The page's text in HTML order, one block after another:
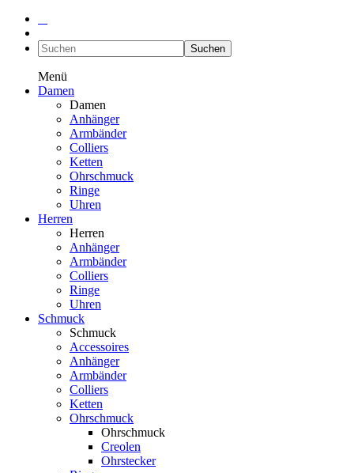
Suchen
Menü
Damen
Damen
Anhänger
Armbänder
Colliers
Ketten
Ohrschmuck
Ringe
Uhren
Herren
Herren
Anhänger
Armbänder
Colliers
Ringe
Uhren
Schmuck
Schmuck
Accessoires
Anhänger
Armbänder
Colliers
Ketten
Ohrschmuck
Ohrschmuck
Creolen
Ohrstecker